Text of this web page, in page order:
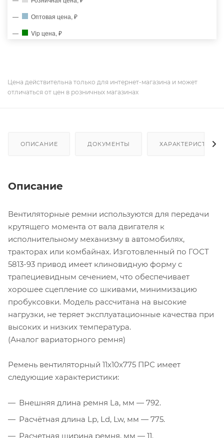
Оптовая цена, ₽
Vip цена, ₽
Цена действительна только для интернет-магазина и может
отличаться от цен в розничных магазинах
ОПИСАНИЕ ДОКУМЕНТЫ ХАРАКТЕРИСТИКИ
Описание
Вентиляторные ремни используются для передачи
крутящего момента от вала двигателя к
исполнительному механизму в автомобилях,
тракторах или комбайнах. Изготовленный по ГОСТ
5813-93 привод имеет клиновидную форму с
трапециевидным сечением, что обеспечивает
хорошее сцепление со шкивами, минимизацию
пробуксовки. Модель рассчитана на высокие
нагрузки, не теряет эксплуатационные качества при
высоких и низких температура.
(Аналог вариаторного ремня)
Ремень вентиляторный 11х10х775 ПРС имеет
следующие характеристики:
Внешняя длина ремня La, мм — 792.
Расчётная длина Lp, Ld, Lw, мм — 775.
Расчетная ширина ремня, мм — 11.